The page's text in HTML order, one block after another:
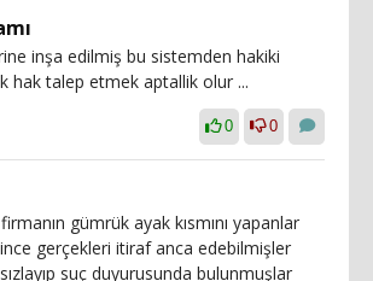
inşa edilmiş bu sistemden hakiki
hak talep etmek aptallik olur ...
0 0
gümrük ayak kısmını yapanlar
gerçekleri itiraf anca edebilmişler
suç duyurusunda bulunmuşlar